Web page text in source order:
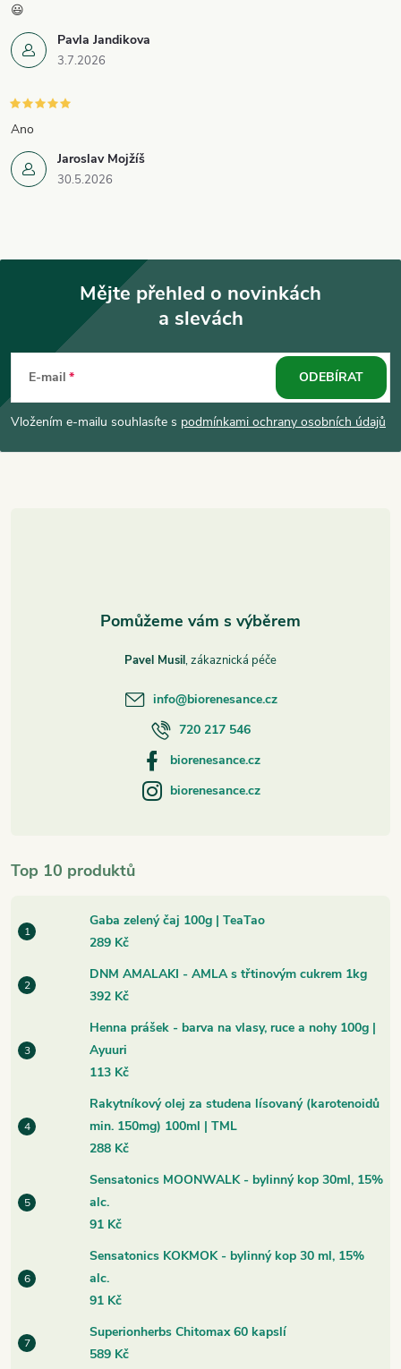
Pavla Jandikova
3.7.2026
😃
Jaroslav Mojžíš
30.5.2026
Ano
p
Mějte přehled o novinkách
a slevách
E-mail
Vložením e-mailu souhlasíte s podmínkami ochrany osobních údajů
ODEBÍRAT
Top 10 produktů
Gaba zelený čaj 100g | TeaTao
289 Kč
DNM AMALAKI - AMLA s třtinovým cukrem 1kg
392 Kč
Henna prášek - barva na vlasy, ruce a nohy 100g |
Ayuuri
113 Kč
Rakytníkový olej za studena lísovaný (karotenoidů
min. 150mg) 100ml | TML
288 Kč
Sensatonics MOONWALK - bylinný kop 30ml, 15%
alc.
91 Kč
Sensatonics KOKMOK - bylinný kop 30 ml, 15%
alc.
91 Kč
Superionherbs Chitomax 60 kapslí
589 Kč
Pavel Musil
info@biorenesance.cz
720 217 546
biorenesance.cz
biorenesance.cz